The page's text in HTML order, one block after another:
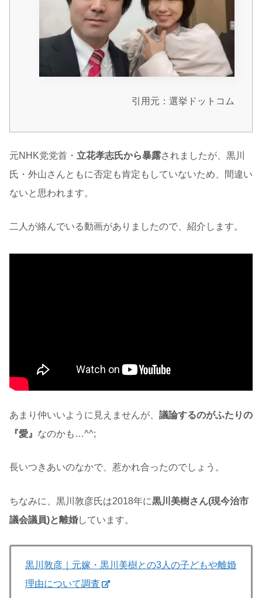
引用元：選挙ドットコム
元NHK党党首・ 立花孝志氏から暴露されましたが、黒川
氏・外山さんともに否定も肯定もしていないため、間違い
ないと思われます。
二人が絡んでいる動画がありましたので、紹介します。
あまり仲いいように見えませんが、 議論するのがふたりの
『愛』 なのかも…^^;
長いつきあいのなかで、惹かれ合ったのでしょう。
ちなみに、黒川敦彦氏は2018年に黒川美樹さん(現今治市
議会議員)と離婚しています。
黒川敦彦｜元嫁・黒川美樹との3人の子どもや離婚
理由について調査